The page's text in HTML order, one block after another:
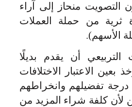
التصويت منحاز إلى آراء
ثرية من حملة العملات
الأسهم).
التربيعي أن يقدم بديلًا
بعين الاعتبار الاختلافات
درجة تفضيلهم وانخراطهم
لأن كلفة شراء المزيد من